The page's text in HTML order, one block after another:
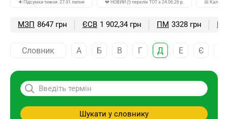
🔉Підсумки тижня. 27-31 липня 💔 НОВИЙ (!) перелік ТОТ з 24.06.26 р. 📅
МЗП 8647 грн ЄСВ 1 902,34 грн ПМ 3328 грн
Словник А Б В Г Д Е Є
Шукати у словнику